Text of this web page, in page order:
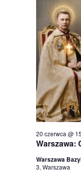
Warszawa:
20 czerwca @
Warszawa
3, Warszawa